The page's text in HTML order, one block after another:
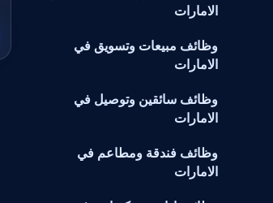
الامارات
وظائف مبيعات وتسويق في
الامارات
وظائف سائقين وتوصيل في
الامارات
وظائف فندقة ومطاعم في
الامارات